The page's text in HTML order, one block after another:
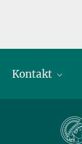
Kontakt